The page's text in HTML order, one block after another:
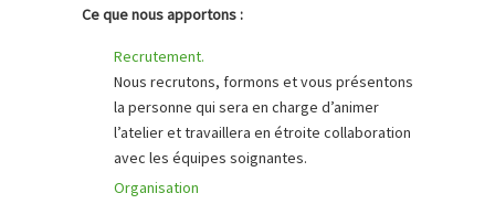
Ce que nous apportons :
Recrutement.
Nous recrutons, formons et vous présentons
la personne qui sera en charge d’animer
l’atelier et travaillera en étroite collaboration
avec les équipes soignantes.
Organisation